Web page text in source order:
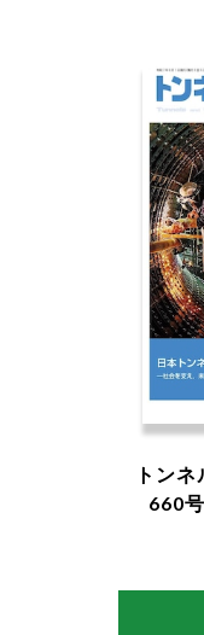
トン
660